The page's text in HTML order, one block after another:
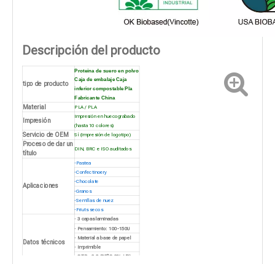
Descripción del producto
tipo de producto
Proteína de suero en polvo
Caja de embalaje Caja
inferior compostable Pla
Fabricante China
Material PLA / PLA
Impresión
Impresión en huecograbado
(hasta 10 colores)
Servicio de OEM Sí (impresión de logotipo)
Proceso de dar un
título
DIN, BRC e ISO auditados
Aplicaciones
· Pastea
·Confectinoery
·Chocolate
·Granos
·Semillas de nuez
· Friuts secos
Datos técnicos
· 3 capas laminadas
· Pensamiento: 100-150U
· Material a base de papel
· Imprimible
· OTR - 0.2 (25ºC 0% HR)